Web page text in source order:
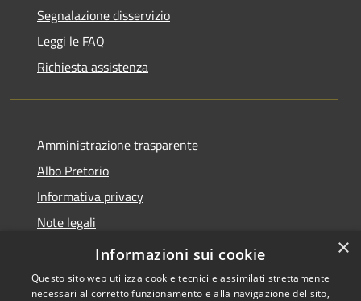
Segnalazione disservizio
Leggi le FAQ
Richiesta assistenza
Amministrazione trasparente
Albo Pretorio
Informativa privacy
Note legali
Dichiarazione di accessibilità
×
Informazioni sui cookie
Questo sito web utilizza cookie tecnici e assimilati strettamente
necessari al corretto funzionamento e alla navigazione del sito,